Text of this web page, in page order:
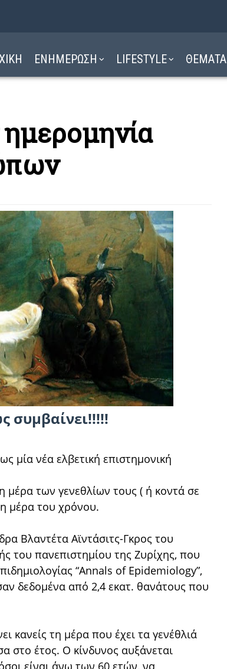
ΕΝΗΜΕΡΩΣΗ LIFESTYLE ΘΕΜΑΤΑ
συμβαίνει!!!!!
μία νέα ελβετική επιστημονική
μέρα των γενεθλίων τους ( ή κοντά σε
μέρα του χρόνου.
Βλαντέτα Αϊντάσιτς-Γκρος του
του πανεπιστημίου της Ζυρίχης, που
“Annals of Epidemiology”,
δεδομένα από 2,4 εκατ. θανάτους που
κανείς τη μέρα που έχει τα γενέθλιά
στο έτος. Ο κίνδυνος αυξάνεται
είναι άνω των 60 ετών, να